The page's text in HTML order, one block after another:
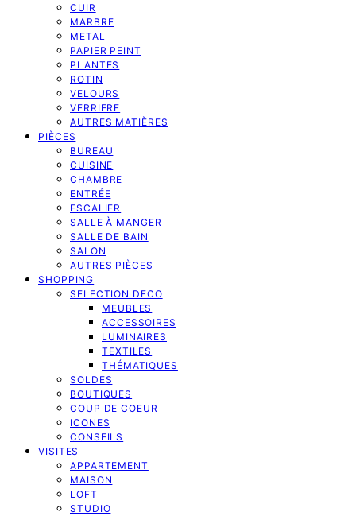
CUIR
MARBRE
METAL
PAPIER PEINT
PLANTES
ROTIN
VELOURS
VERRIERE
AUTRES MATIÈRES
PIÈCES
BUREAU
CUISINE
CHAMBRE
ENTRÉE
ESCALIER
SALLE À MANGER
SALLE DE BAIN
SALON
AUTRES PIÈCES
SHOPPING
SELECTION DECO
MEUBLES
ACCESSOIRES
LUMINAIRES
TEXTILES
THÉMATIQUES
SOLDES
BOUTIQUES
COUP DE COEUR
ICONES
CONSEILS
VISITES
APPARTEMENT
MAISON
LOFT
STUDIO